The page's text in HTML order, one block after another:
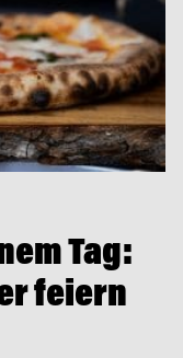
Tag:
feiern